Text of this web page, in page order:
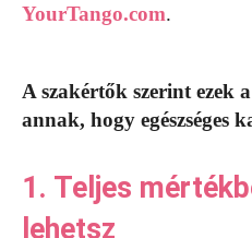
YourTango.com.
A szakértők szerint ezek
annak, hogy egészséges
1. Teljes
lehetsz